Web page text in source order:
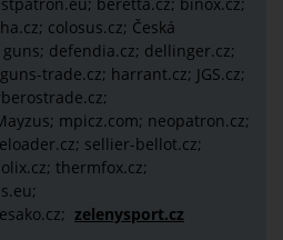
colosus.cz; Česká
defendia.cz; dellinger.cz;
trade.cz; harrant.cz; JGS.cz;
mpicz.com; neopatron.cz;
sellier-bellot.cz;
thermfox.cz;
zelenysport.cz